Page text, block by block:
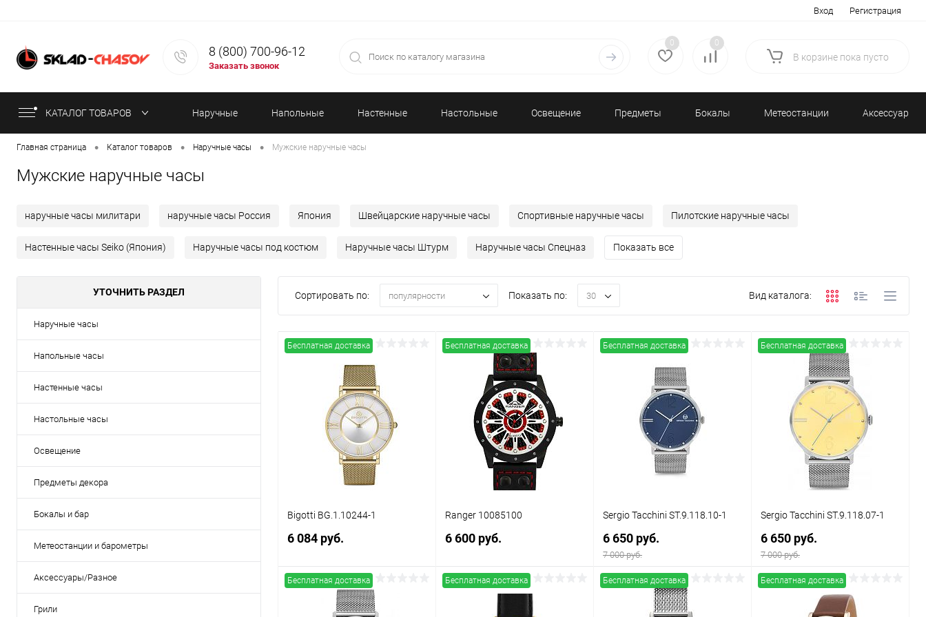
Вход Регистрация
8 (800) 700-96-12
Заказать звонок
0 0
В корзине пока пусто
КАТАЛОГ ТОВАРОВ Наручные
часы
Напольные
часы
Настенные Настольные Освещение Предметы Бокалы Метеостанции Аксессуары/
Главная страница • Каталог товаров • Наручные часы • Мужские наручные часы
Мужские наручные часы
наручные часы милитари наручные часы Россия Япония Швейцарские наручные часы Спортивные наручные часы Пилотские наручные часы
Настенные часы Seiko (Япония) Наручные часы под костюм Наручные часы Штурм Наручные часы Спецназ Показать все
УТОЧНИТЬ РАЗДЕЛ
Наручные часы
Напольные часы
Настенные часы
Настольные часы
Освещение
Предметы декора
Бокалы и бар
Метеостанции и барометры
Аксессуары/Разное
Грили
Сортировать по: популярности Показать по: 30 Вид каталога:
Бесплатная доставка
Bigotti BG.1.10244-1
6 084 руб.
В корзину
Бесплатная доставка
Ranger 10085100
6 600 руб.
В корзину
Бесплатная доставка
Sergio Tacchini ST.9.118.10-1
6 650 руб.
7 000 руб.
В корзину
Бесплатная доставка
Sergio Tacchini ST.9.118.07-1
6 650 руб.
7 000 руб.
В корзину
Бесплатная доставка Бесплатная доставка Бесплатная доставка Бесплатная доставка